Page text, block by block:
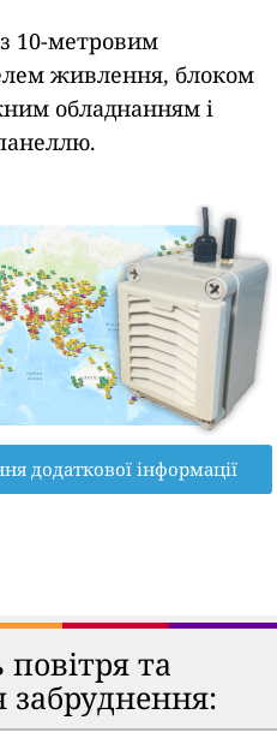
10-метровим
живлення, блоком
обладнанням і
додаткової інформації
повітря та